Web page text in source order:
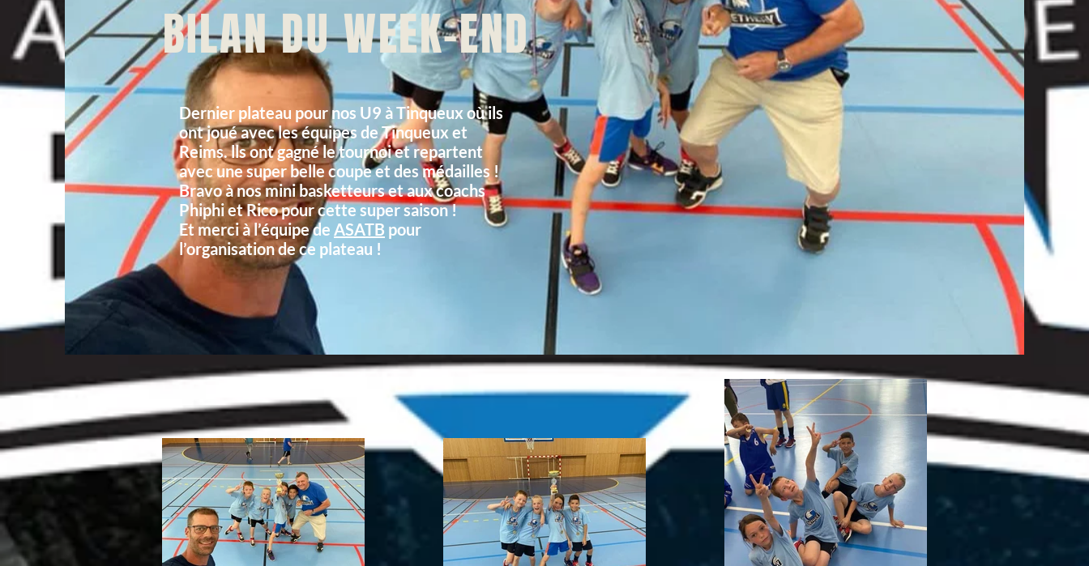
BILAN DU WEEK-END
Dernier plateau pour nos U9 à Tinqueux où ils
ont joué avec les équipes de Tinqueux et
Reims. lls ont gagné le tournoi et repartent
avec une super belle coupe et des médailles !
Bravo à nos mini basketteurs et aux coachs
Phiphi et Rico pour cette super saison !
Et merci à l’équipe de ASATB pour
l’organisation de ce plateau !